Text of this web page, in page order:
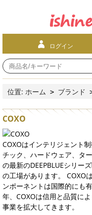
ログイン
位置: ホーム > ブランド
COXO
COXOはインテリジェント
チック、ハードウェア、タ
の最新のDEEPBLUEシリー
の工場があります。 COXO
ンポーネントは国際的にも
年、COXOは信用と品質に
事業を拡大してきます。